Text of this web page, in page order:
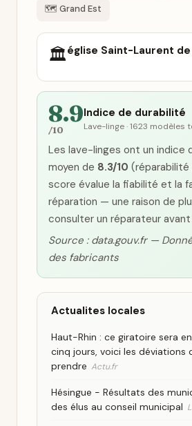
🗺️ Grand Est
🏛️église Saint-Laurent de
8.9
/10
Indice de durabilité
Lave-linge · 1623 modèles
Les lave-linges ont un indice
moyen de 8.3/10 (réparabilité
score évalue la fiabilité et la
réparation — une raison de
consulter un réparateur
Source : data.gouv.fr —
des fabricants
Actualites locales
Haut-Rhin : ce giratoire sera
cinq jours, voici les déviations
prendre Actu.fr
Hésingue - Résultats des
des élus au conseil municipal